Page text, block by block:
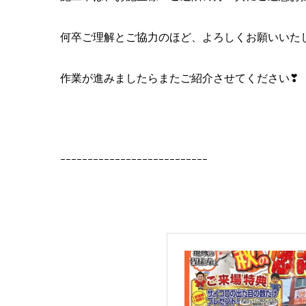
何卒ご理解とご協力のほど、よろしくお願いいた
作業が進みましたらまたご紹介させてください❣
ｰｰｰｰｰｰｰｰｰｰｰｰｰｰｰｰｰｰｰｰｰｰｰｰｰｰｰ